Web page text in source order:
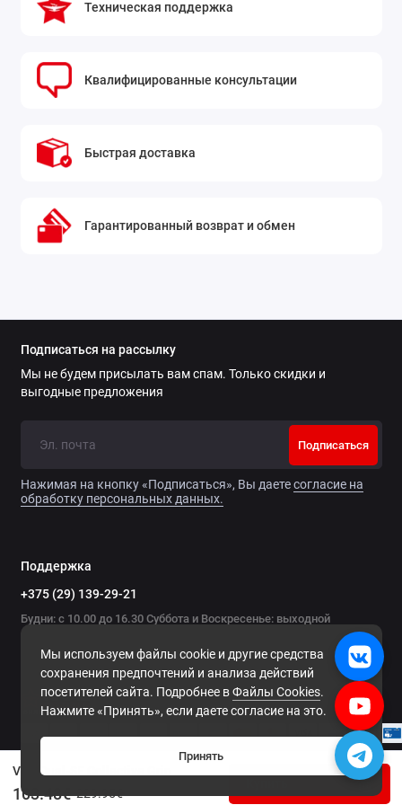
VPC Dual-SF Collective Grip
103.48€ 229.95€
SF Collective Grip:
После монтажа ручки на базу производства VIRPIL
прошивки контроллера и соответствующий профиль
ссылка для скачивания
Видеоинструкция по подключению ручки
управления:
Техническая поддержка
Квалифицированные консультации
Быстрая доставка
Гарантированный возврат и обмен
Мы используем файлы cookie и другие средства
сохранения предпочтений и анализа действий
посетителей сайта. Подробнее вФайлы Cookies.
Нажмите «Принять», если даете согласие на это.
Принять
Подписаться на рассылку
Мы не будем присылать вам спам. Только скидки и
выгодные предложения
Подписаться
Нажимая на кнопку «Подписаться», Вы даетесогласие на
обработку персональных данных.
Поддержка
+375 (29) 139-29-21
Будни: с 10.00 до 16.30 Суббота и Воскресенье: выходной